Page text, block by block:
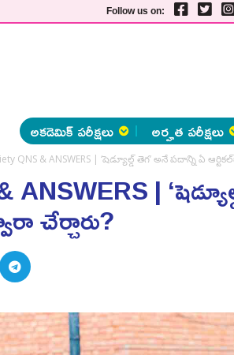
Follow us on:
అకడెమిక్ పరీక్షలు అర్హత పరీక్షలు
QNS & ANSWERS | ‘షెడ్యూల్డ్‌ తెగ’ అనే పదాన్ని ఏ
|
చేర్చారు?